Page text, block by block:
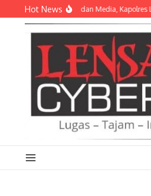
Lewati ke konten
Hot News
Kemitraan Polri dan Media, Kapolres